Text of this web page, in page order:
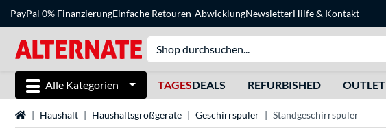
PayPal 0% FinanzierungEinfache Retouren-AbwicklungNewsletterHilfe& Kontakt
Alle Kategorien TAGESDEALS REFURBISHED OUTLET
StartseiteHaushalt Haushaltsgroßgeräte Geschirrspüler Standgeschirrspüler